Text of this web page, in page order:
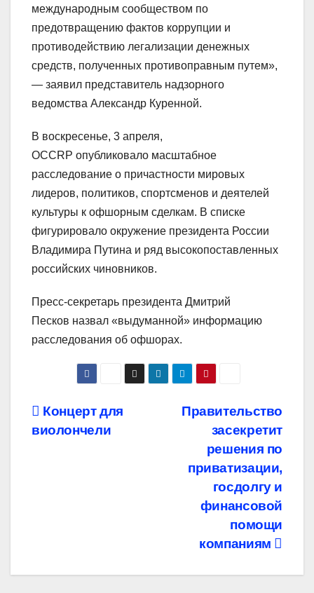
международным сообществом по
предотвращению фактов коррупции и
противодействию легализации денежных
средств, полученных противоправным путем»,
— заявил представитель надзорного
ведомства Александр Куренной.
В воскресенье, 3 апреля,
OCCRP опубликовало масштабное
расследование о причастности мировых
лидеров, политиков, спортсменов и деятелей
культуры к офшорным сделкам. В списке
фигурировало окружение президента России
Владимира Путина и ряд высокопоставленных
российских чиновников.
Пресс-секретарь президента Дмитрий
Песков назвал «выдуманной» информацию
расследования об офшорах.
Навигация
Правительство
засекретит
решения по
приватизации,
госдолгу и
финансовой
помощи
компаниям
Концерт для
виолончели